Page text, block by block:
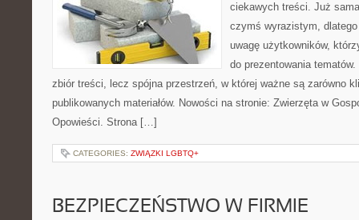
ciekawych treści. Już
czymś wyrazistym,
uwagę użytkowników,
do prezentowania
zbiór treści, lecz spójna przestrzeń, w której ważne są zarówno
publikowanych materiałów. Nowości na stronie: Zwierzęta w
Opowieści. Strona […]
CATEGORIES: ZWIĄZKI LGBTQ+
BEZPIECZEŃSTWO W FIRMIE